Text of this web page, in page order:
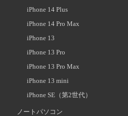
iPhone 14 Plus
iPhone 14 Pro Max
iPhone 13
iPhone 13 Pro
iPhone 13 Pro Max
iPhone 13 mini
iPhone SE（第2世代）
ノートパソコン